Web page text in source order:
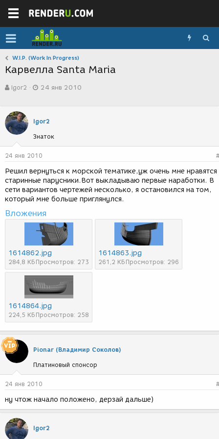
W.I.P. (Work In Progress)
Карвелла Santa Maria
в
р
т
е
ы
Igor2
а
о
з
а
и
я
24 янв 2010
Igor2
Знаток
24 янв 2010
Решил вернуться к морской тематике,уж очень мне нравятся
старинные парусники.Вот выкладываю первые наработки. В
сети вариантов чертежей несколько, я остановился на том,
который мне больше приглянулся.
Вложения
1614862.jpg
284,8 КБ Просмотров: 273
1614863.jpg
261,2 КБ Просмотров: 296
1614864.jpg
224,5 КБ Просмотров: 258
Pionar (Владимир Соколов)
Платиновый спонсор
24 янв 2010
ну чтож начало положено, дерзай дальше)
Igor2